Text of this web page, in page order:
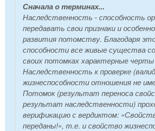
Сначала о терминах...
Наследственность -способность
передавать свои признаки и
развития потомству. Благодаря
способности все живые существа
своих потомках характерные черты
Наследственность к проверке
жизнеспособности отношения не
Потомок (результат переноса
результат наследственности)
верификацию с вердиктом:
переданы!», т.е. и свойство